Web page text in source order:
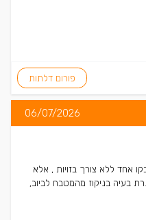
פורום דלתות
06/07/2026
אחד ללא צורך בזויות , אלא
בעיה בניקוז מהמטבח לביוב,